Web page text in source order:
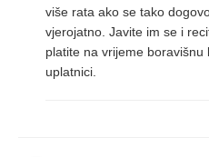
više rata ako se tako
vjerojatno. Javite im se i
platite na vrijeme boravišnu
uplatnici.